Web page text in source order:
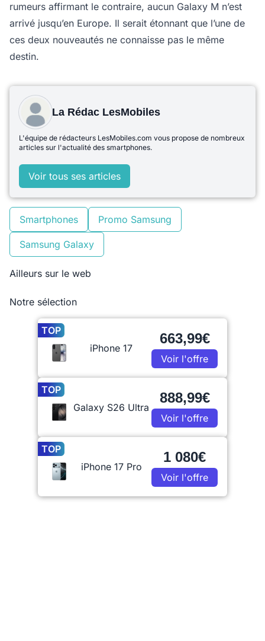
rumeurs affirmant le contraire, aucun Galaxy M n’est
arrivé jusqu’en Europe. Il serait étonnant que l’une de
ces deux nouveautés ne connaisse pas le même
destin.
La Rédac LesMobiles
L'équipe de rédacteurs LesMobiles.com vous propose de nombreux
articles sur l'actualité des smartphones.
Voir tous ses articles
Smartphones Promo Samsung
Samsung Galaxy
Ailleurs sur le web
Notre sélection
TOP
iPhone 17
663,99€
Voir l'offre
TOP
Galaxy S26 Ultra
888,99€
Voir l'offre
TOP
iPhone 17 Pro
1 080€
Voir l'offre